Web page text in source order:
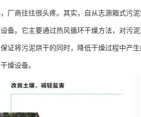
厂商往往很头疼。其实，自从志源箱式污
备。它主要通过热风循环干燥方法，对污泥
证将污泥烘干的同时，降低干燥过程中产
燥设备。